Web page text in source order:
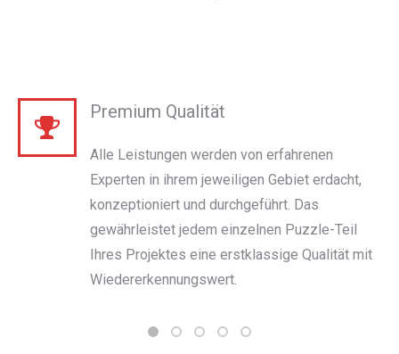
Premium Qualität
Alle Leistungen werden von erfahrenen
Experten in ihrem jeweiligen Gebiet erdacht,
konzeptioniert und durchgeführt. Das
gewährleistet jedem einzelnen Puzzle-Teil
Ihres Projektes eine erstklassige Qualität mit
Wiedererkennungswert.